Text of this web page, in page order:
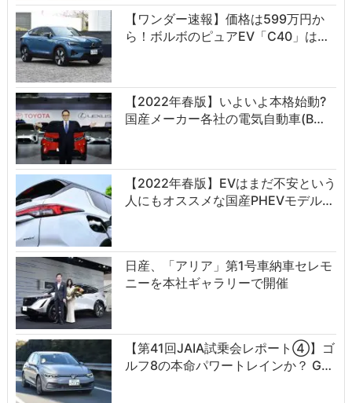
【ワンダー速報】価格は599万円か
ら！ボルボのピュアEV「C40」は…
【2022年春版】いよいよ本格始動?
国産メーカー各社の電気自動車(B…
【2022年春版】EVはまだ不安という
人にもオススメな国産PHEVモデル…
日産、「アリア」第1号車納車セレモ
ニーを本社ギャラリーで開催
【第41回JAIA試乗会レポート④】ゴ
ルフ8の本命パワートレインか？ G…